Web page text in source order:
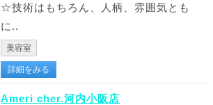
☆技術はもちろん、人柄、雰囲気とも
に..
美容室
詳細をみる
Ameri cher.河内小阪店